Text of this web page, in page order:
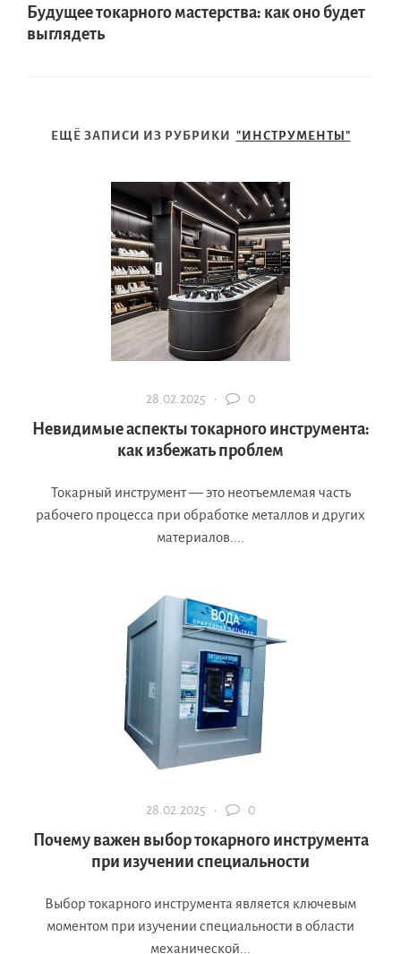
Будущее токарного мастерства: как оно будет
выглядеть
ЕЩЁ ЗАПИСИ ИЗ РУБРИКИ "ИНСТРУМЕНТЫ"
28.02.2025 · 0
Невидимые аспекты токарного инструмента:
как избежать проблем
Токарный инструмент — это неотъемлемая часть
рабочего процесса при обработке металлов и других
материалов....
28.02.2025 · 0
Почему важен выбор токарного инструмента
при изучении специальности
Выбор токарного инструмента является ключевым
моментом при изучении специальности в области
механической...